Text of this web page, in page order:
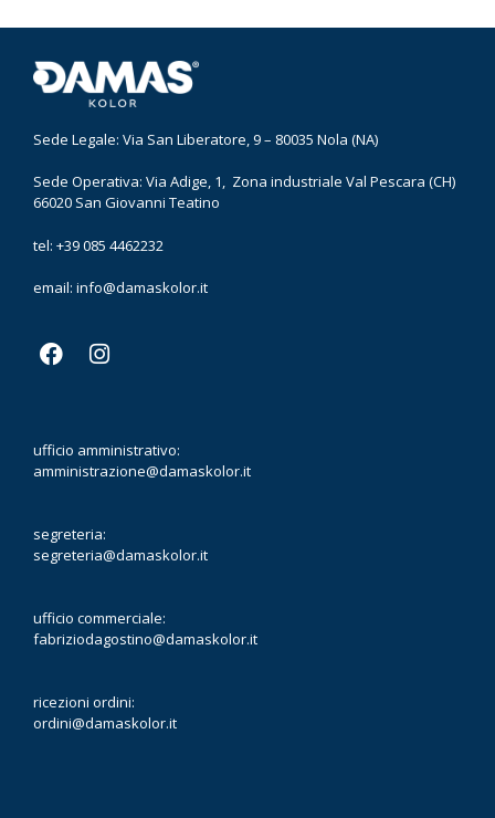
Sede Legale: Via San Liberatore, 9 – 80035 Nola (NA)
Sede Operativa: Via Adige, 1, Zona industriale Val Pescara (CH)
66020 San Giovanni Teatino
tel: +39 085 4462232
email: info@damaskolor.it
ufficio amministrativo:
amministrazione@damaskolor.it
segreteria:
segreteria@damaskolor.it
ufficio commerciale:
fabriziodagostino@damaskolor.it
ricezioni ordini:
ordini@damaskolor.it